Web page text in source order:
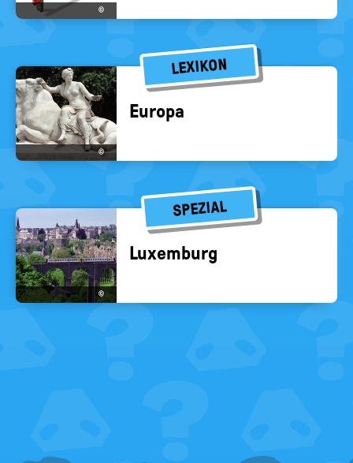
©
LEXIKON
©
Eu­ro­pa
SPEZIAL
©
Lu­xem­burg